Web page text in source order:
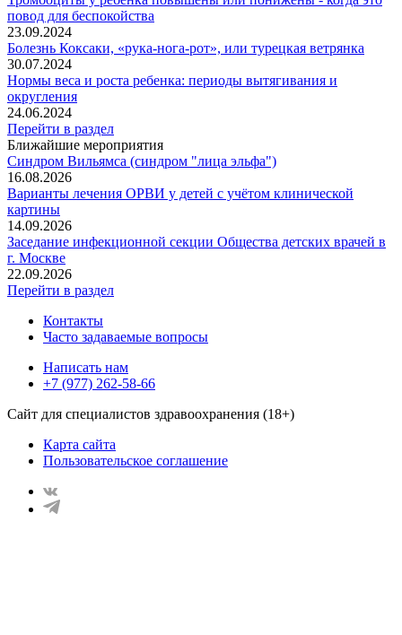
повод для беспокойства
23.09.2024
Болезнь Коксаки, «рука-нога-рот», или турецкая ветрянка
30.07.2024
Нормы веса и роста ребенка: периоды вытягивания и
округления
24.06.2024
Перейти в раздел
Ближайшие мероприятия
Синдром Вильямса (синдром "лица эльфа")
16.08.2026
Варианты лечения ОРВИ у детей с учётом клинической
картины
14.09.2026
Заседание инфекционной секции Общества детских врачей в
г. Москве
22.09.2026
Перейти в раздел
Контакты
Часто задаваемые вопросы
Написать нам
+7 (977) 262-58-66
Сайт для специалистов здравоохранения (18+)
Карта сайта
Пользовательское соглашение